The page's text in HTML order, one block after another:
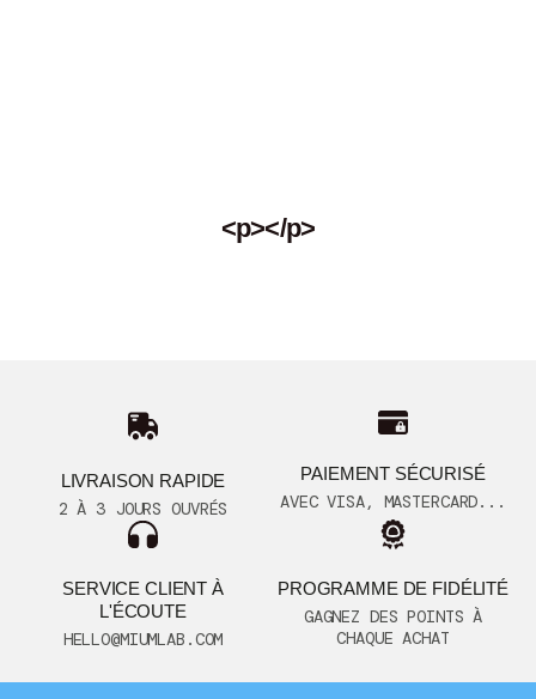
<p></p>
LIVRAISON RAPIDE
2 À 3 JOURS OUVRÉS
PAIEMENT SÉCURISÉ
AVEC VISA, MASTERCARD...
SERVICE CLIENT À
L'ÉCOUTE
HELLO@MIUMLAB.COM
PROGRAMME DE FIDÉLITÉ
GAGNEZ DES POINTS À
CHAQUE ACHAT